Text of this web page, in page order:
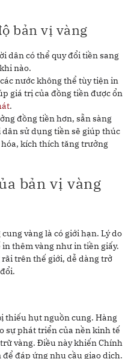
bản vị vàng
dân có thể quy đổi tiền sang
nào.
nước không thể tùy tiện in
giá trị của đồng tiền được ổn
.
đồng tiền hơn, sẵn sàng
sử dụng tiền sẽ giúp thúc
kích thích tăng trưởng
bản vị vàng
vàng là có giới hạn. Lý do
thêm vàng như in tiền giấy.
trên thế giới, dễ dàng trở
thiếu hụt nguồn cung. Hàng
sự phát triển của nền kinh tế
vàng. Điều này khiến Chính
đáp ứng nhu cầu giao dịch.